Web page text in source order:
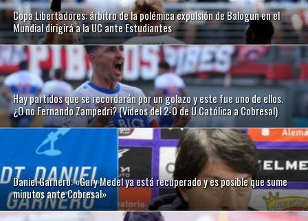
Copa Libertadores: árbitro de la polémica expulsión de Balogun en el
Mundial dirigirá a la UC ante Estudiantes
Hay partidos que se recordarán por un golazo y este fue uno de ellos.
¿O no Fernando Zampedri? (Videos del 2-0 de U.Católica a Cobresal)
Daniel Garnero: «Gary Medel ya está recuperado y es posible que sume
minutos ante Cobresal»